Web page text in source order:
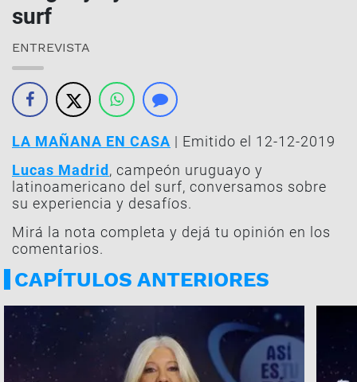
surf
ENTREVISTA
LA MAÑANA EN CASA | Emitido el 12-12-2019
Lucas Madrid , campeón uruguayo y
latinoamericano del surf, conversamos sobre
su experiencia y desafíos.
Mirá la nota completa y dejá tu opinión en los
comentarios.
CAPÍTULOS ANTERIORES